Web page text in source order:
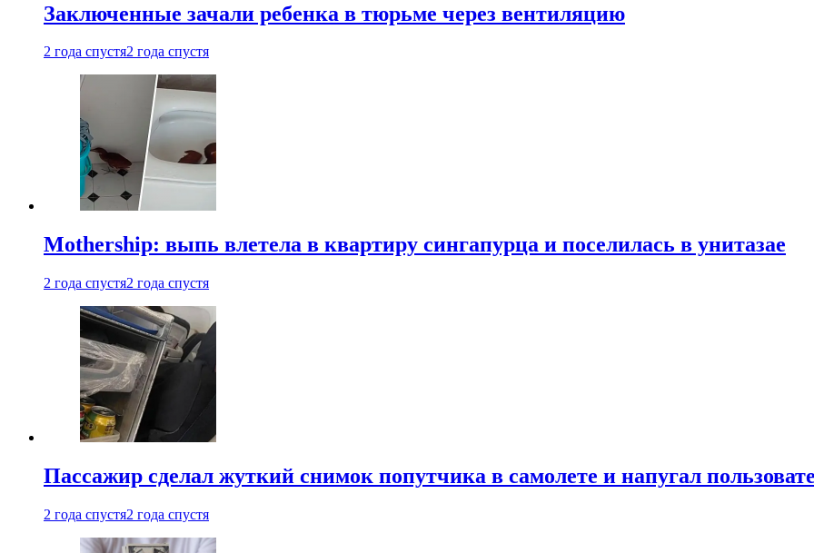
Заключенные зачали ребенка в тюрьме через вентиляцию
2 года спустя2 года спустя
Mothership: выпь влетела в квартиру сингапурца и поселилась в унитазае
2 года спустя2 года спустя
Пассажир сделал жуткий снимок попутчика в самолете и напугал
2 года спустя2 года спустя